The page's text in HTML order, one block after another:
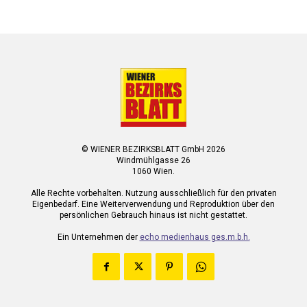
© WIENER BEZIRKSBLATT GmbH 2026
Windmühlgasse 26
1060 Wien.
Alle Rechte vorbehalten. Nutzung ausschließlich für den privaten
Eigenbedarf. Eine Weiterverwendung und Reproduktion über den
persönlichen Gebrauch hinaus ist nicht gestattet.
Ein Unternehmen der echo medienhaus ges.m.b.h.